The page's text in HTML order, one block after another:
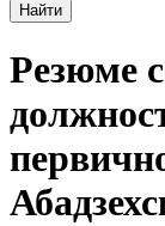
Найти
Резюме